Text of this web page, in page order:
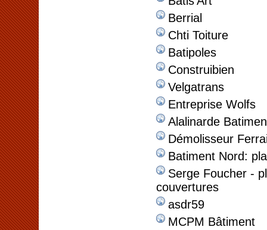
Berrial
Chti Toiture
Batipoles
Construibien
Velgatrans
Entreprise Wolfs
Alalinarde
Démolisseur
Batiment Nord:
Serge Foucher -
couvertures
asdr59
MCPM Bâtiment